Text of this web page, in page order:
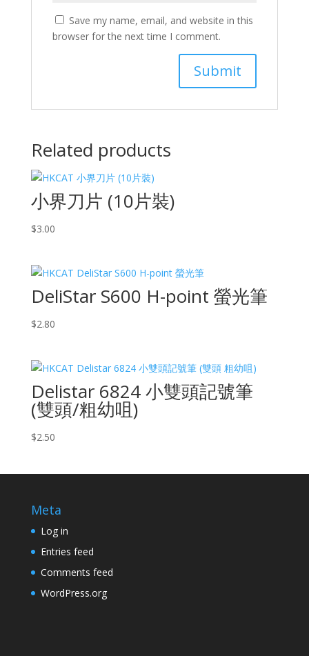
Save my name, email, and website in this
browser for the next time I comment.
Related products
小界刀片 (10片裝)
$3.00
DeliStar S600 H-point 螢光筆
$2.80
Delistar 6824 小雙頭記號筆
(雙頭/粗幼咀)
$2.50
Meta
Log in
Entries feed
Comments feed
WordPress.org